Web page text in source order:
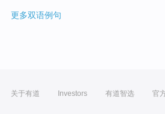
更多双语例句
关于有道 Investors 有道智选 官